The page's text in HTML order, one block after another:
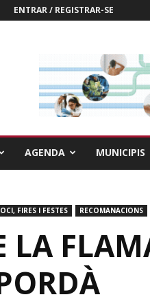
ENTRAR / REGISTRAR-SE
AGENDA MUNICIPIS
OCI, FIRES I FESTES RECOMANACIONS
LA